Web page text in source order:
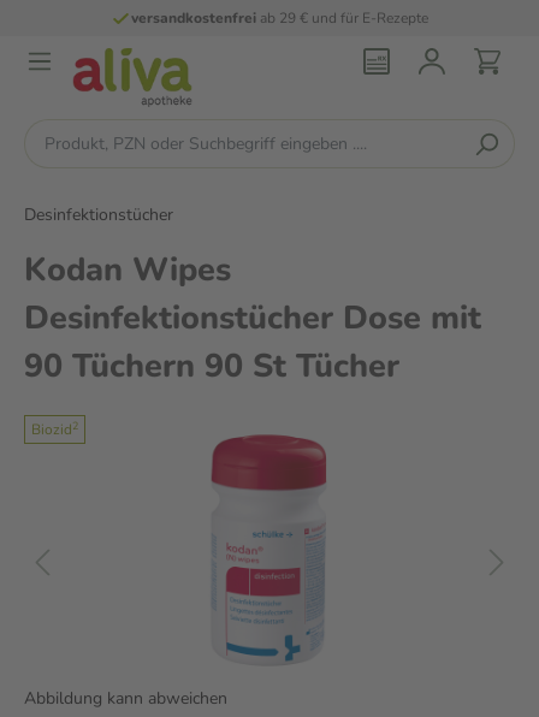
versandkostenfreiab 29 € und für E-Rezepte
Desinfektionstücher
Kodan Wipes
Desinfektionstücher Dose mit
90 Tüchern 90 St Tücher
Biozid2
Abbildung kann abweichen